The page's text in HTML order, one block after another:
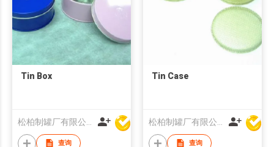
Tin Box
查询
Tin Case
查询